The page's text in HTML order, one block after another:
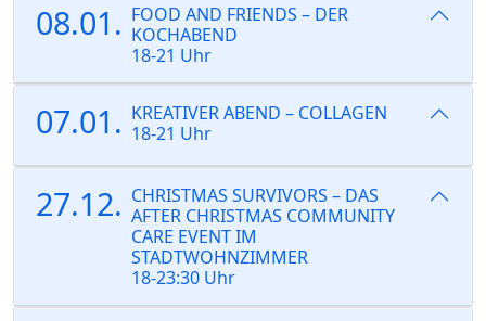
08.01. FOOD AND FRIENDS – DER
KOCHABEND
18-21 Uhr
07.01. KREATIVER ABEND – COLLAGEN
18-21 Uhr
27.12. CHRISTMAS SURVIVORS – DAS
AFTER CHRISTMAS COMMUNITY
CARE EVENT IM
STADTWOHNZIMMER
18-23:30 Uhr